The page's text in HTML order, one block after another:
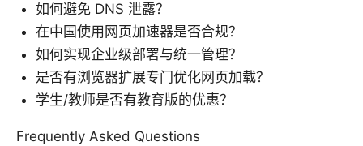
如何避免 DNS 泄露？
在中国使用网页加速器是否合规？
如何实现企业级部署与统一管理？
是否有浏览器扩展专门优化网页加载？
学生/教师是否有教育版的优惠？
Frequently Asked Questions